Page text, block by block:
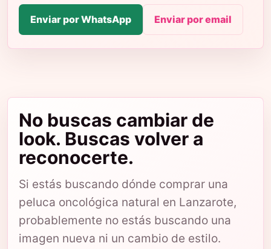
Enviar por WhatsApp Enviar por email
No buscas cambiar de
look. Buscas volver a
reconocerte.
Si estás buscando dónde comprar una
peluca oncológica natural en Lanzarote,
probablemente no estás buscando una
imagen nueva ni un cambio de estilo.